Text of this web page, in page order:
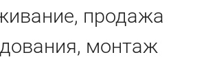
продажа
монтаж